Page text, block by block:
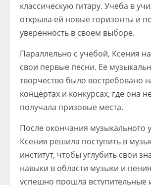
классическую гитару. Учеба в
открыла ей новые горизонты и
уверенность в своем выборе.
Параллельно с учебой, Ксения
свои первые песни. Ее
творчество было востребовано
концертах и конкурсах, где она
получала призовые места.
После окончания музыкального
Ксения решила поступить в
институт, чтобы углубить свои
навыки в области музыки и
успешно прошла вступительные